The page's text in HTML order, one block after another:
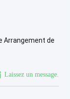
Arrangement de
Laissez un message.